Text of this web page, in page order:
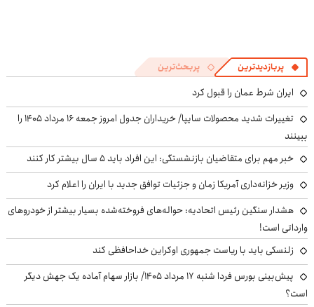
پربازدیدترین پربحث‌ترین
ایران شرط عمان را قبول کرد
تغییرات شدید محصولات سایپا/ خریداران جدول امروز جمعه ۱۶ مرداد ۱۴۰۵ را
ببینند
خبر مهم برای متقاضیان بازنشستگی: این افراد باید ۵ سال بیشتر کار کنند
وزیر خزانه‌داری آمریکا زمان و جزئیات توافق جدید با ایران را اعلام کرد
هشدار سنگین رئیس اتحادیه: حواله‌های فروخته‌شده بسیار بیشتر از خودروهای
وارداتی است!
زلنسکی باید با ریاست جمهوری اوکراین خداحافظی کند
پیش‌بینی بورس فردا شنبه ۱۷ مرداد ۱۴۰۵/ بازار سهام آماده یک جهش دیگر
است؟